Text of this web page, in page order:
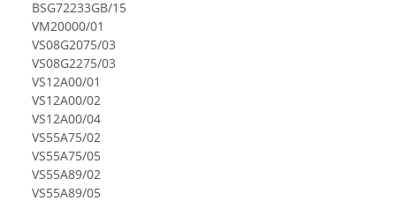
BSG72233GB/15
VM20000/01
VS08G2075/03
VS08G2275/03
VS12A00/01
VS12A00/02
VS12A00/04
VS55A75/02
VS55A75/05
VS55A89/02
VS55A89/05